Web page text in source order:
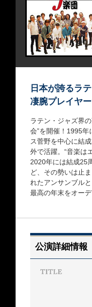
日本が誇るラ
凄腕プレイヤ
ラテン・ジャズ界
会”を開催！1995
ス菅野を中心に結
外で活躍。“音楽は
2020年には結成25
ど、その勢いは止
れたアンサンブル
最高の年末をオー
公演詳細情報